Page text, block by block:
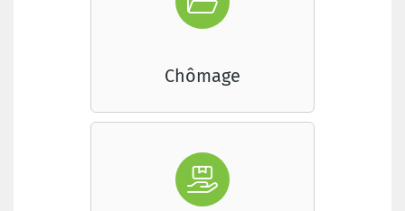
Chômage